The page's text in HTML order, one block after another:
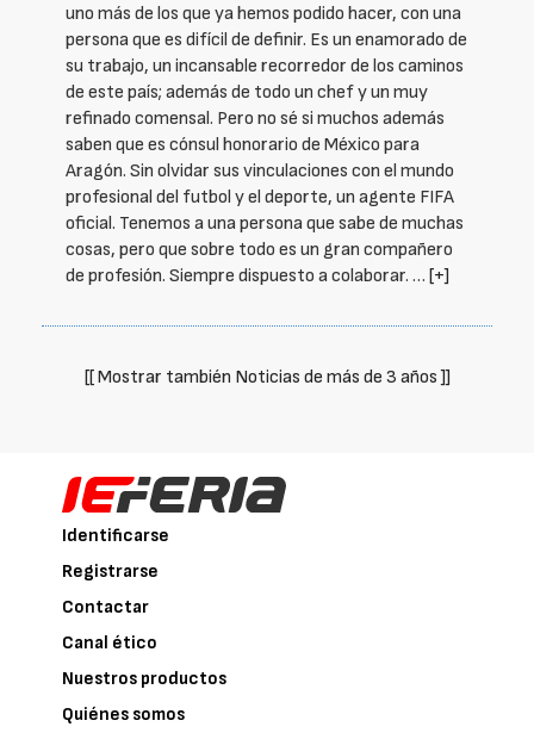
uno más de los que ya hemos podido hacer, con una
persona que es difícil de definir. Es un enamorado de
su trabajo, un incansable recorredor de los caminos
de este país; además de todo un chef y un muy
refinado comensal. Pero no sé si muchos además
saben que es cónsul honorario de México para
Aragón. Sin olvidar sus vinculaciones con el mundo
profesional del futbol y el deporte, un agente FIFA
oficial. Tenemos a una persona que sabe de muchas
cosas, pero que sobre todo es un gran compañero
de profesión. Siempre dispuesto a colaborar. … [+]
[[ Mostrar también Noticias de más de 3 años ]]
Identificarse
Registrarse
Contactar
Canal ético
Nuestros productos
Quiénes somos